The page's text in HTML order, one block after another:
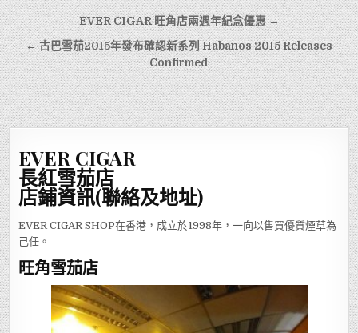
文
章
導
覽
EVER CIGAR 旺角店兩週年紀念優惠 →
← 古巴雪茄2015年發布確認新系列 Habanos 2015 Releases
Confirmed
EVER CIGAR
長紅雪茄店
店鋪資訊(聯絡及地址)
EVER CIGAR SHOP在香港，成立於1998年，一向以售買優質煙草為
己任。
旺角雪茄店